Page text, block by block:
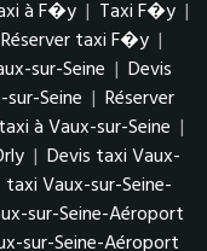
à F�y | Taxi F�y |
Réserver taxi F�y |
sur-Seine | Devis
Seine | Réserver
à Vaux-sur-Seine |
| Devis taxi Vaux-
Vaux-sur-Seine-
sur-Seine-Aéroport
sur-Seine-Aéroport